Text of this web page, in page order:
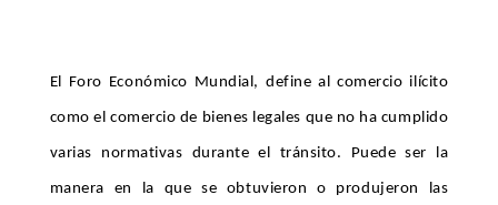
El Foro Económico Mundial, define al comercio ilícito
como el comercio de bienes legales que no ha cumplido
varias normativas durante el tránsito. Puede ser la
manera en la que se obtuvieron o produjeron las